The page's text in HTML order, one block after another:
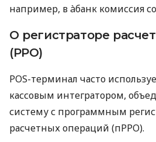
например, в àбанк комиссия
О регистраторе
(РРО)
POS-терминал часто
кассовым интегратором,
систему с программным
расчетных операций (пРРО).